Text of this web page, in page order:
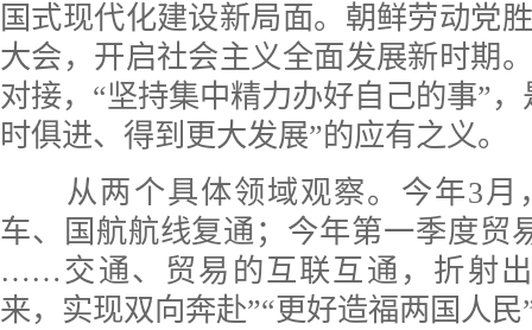
国式现代化建设新局面。朝鲜劳动党
大会，开启社会主义全面发展新时期
对接，“坚持集中精力办好自己的事”
时俱进、得到更大发展”的应有之义。
从两个具体领域观察。今年3月
车、国航航线复通；今年第一季度贸
……交通、贸易的互联互通，折射
来，实现双向奔赴”“更好造福两国人